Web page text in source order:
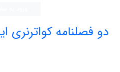
دو فصلنامه کواترنری